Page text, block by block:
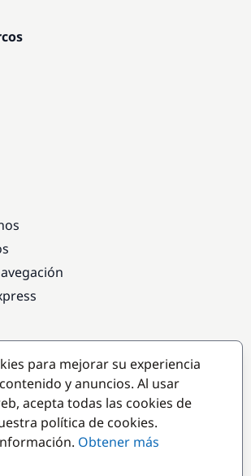
empresa
para mejorar su experiencia
y anuncios. Al usar
acepta todas las cookies de
política de cookies.
Obtener más